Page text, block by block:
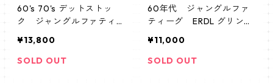
60's 70's デットストッ
ク ジャングルファティー
¥13,800
SOLD OUT
60年代 ジャングルファ
ティーグ ERDL グリンリ
¥11,000
SOLD OUT